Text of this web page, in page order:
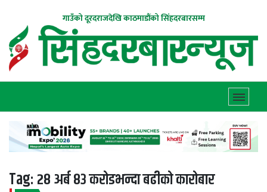
गाउँको दूरदराजदेखि काठमाडौंको सिंहदरबारसम्म
Tag: २८ अर्ब ८३ करोडभन्दा बढीको कारोबार